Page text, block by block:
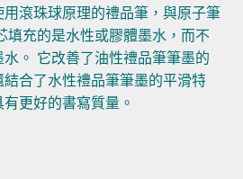
滾珠球原理的禮品筆，與原子筆
填充的是水性或膠體墨水，而不
。 它改善了油性禮品筆筆墨的
合了水性禮品筆筆墨的平滑特
更好的書寫質量。